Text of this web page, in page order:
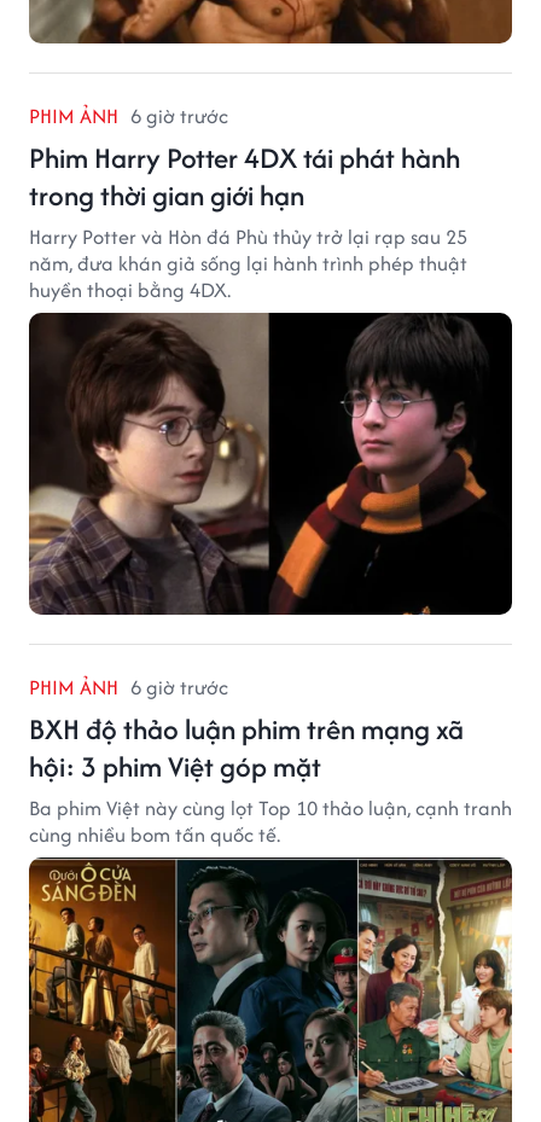
PHIM ẢNH 6 giờ trước
Phim Harry Potter 4DX tái phát hành
trong thời gian giới hạn
Harry Potter và Hòn đá Phù thủy trở lại rạp sau 25
năm, đưa khán giả sống lại hành trình phép thuật
huyền thoại bằng 4DX.
PHIM ẢNH 6 giờ trước
BXH độ thảo luận phim trên mạng xã
hội: 3 phim Việt góp mặt
Ba phim Việt này cùng lọt Top 10 thảo luận, cạnh tranh
cùng nhiều bom tấn quốc tế.